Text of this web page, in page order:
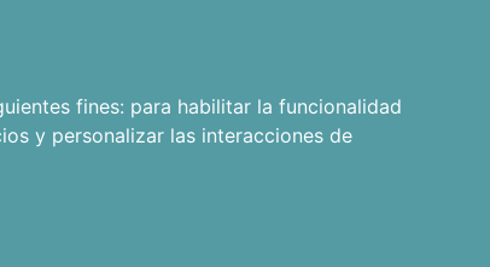
fines: para habilitar la funcionalidad
y personalizar las interacciones de